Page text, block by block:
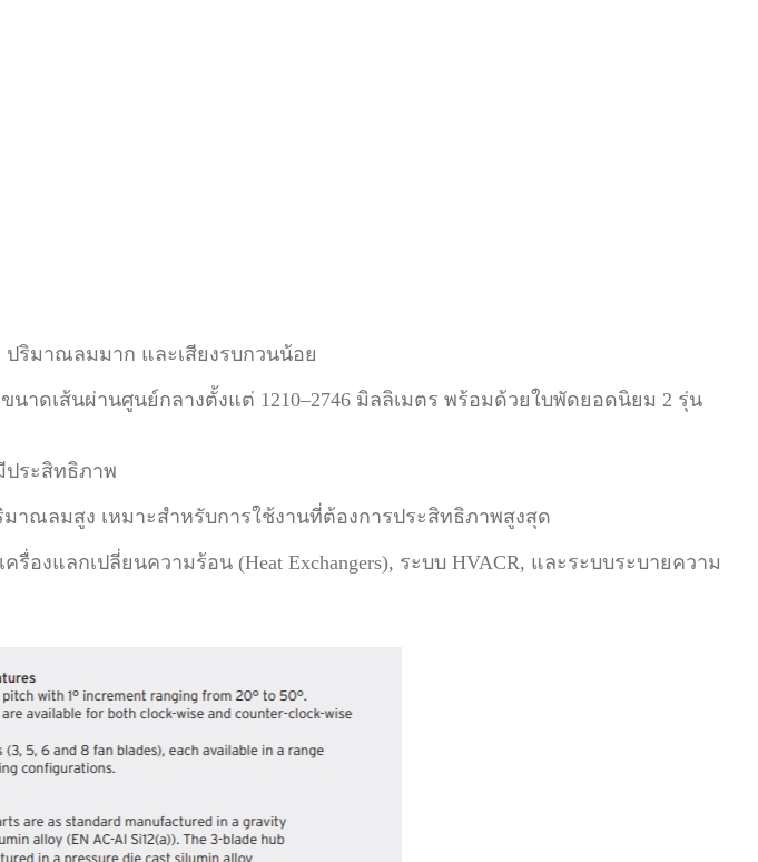
ริมาณลมมาก และเสียงรบกวนน้อย
ดเส้นผ่านศูนย์กลางตั้งแต่ 1210–2746 มิลลิเมตร พร้อมด้วยใบพัดยอดนิยม 2 รุ่น
ประสิทธิภาพ
าณลมสูง เหมาะสำหรับการใช้งานที่ต้องการประสิทธิภาพสูงสุด
งแลกเปลี่ยนความร้อน (Heat Exchangers), ระบบ HVACR, และระบบระบายความ